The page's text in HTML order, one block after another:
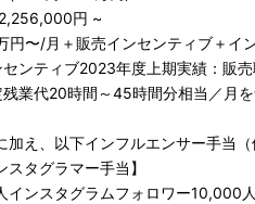
円 ~
円〜/月＋販売インセンティブ＋イ
ンティブ2023年度上期実績：販
業代20時間～45時間分相当／月
加え、以下インフルエンサー手当
スタグラマー手当】
インスタグラムフォロワー10,000